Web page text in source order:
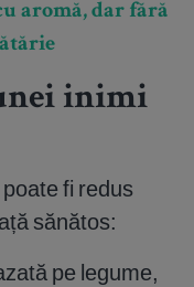
aromă, dar fără
inimi
fi redus
sănătos:
pe legume,